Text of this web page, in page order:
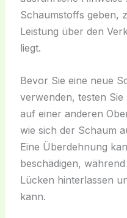
Schaumstoffs geben,
Leistung über den
liegt.
Bevor Sie eine neue
verwenden, testen Sie
auf einer anderen
wie sich der Schaum
Eine Überdehnung
beschädigen,
Lücken hinterlassen
kann.